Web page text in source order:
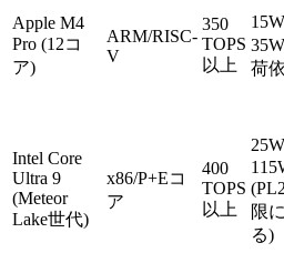
Apple M4
Pro (12コ
ア)
ARM/RISC-
V
350
TOPS
以上
荷
Intel Core
Ultra 9
(Meteor
Lake世代)
x86/P+Eコ
ア
400
TOPS
以上
限
る)